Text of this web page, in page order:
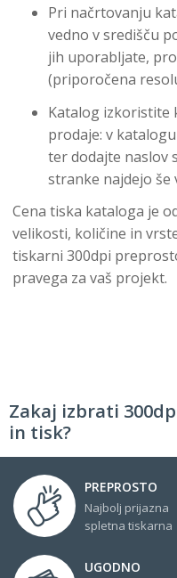
Pri načrtovanju
vedno v središču
jih uporabljate,
(priporočena
Katalog izkoristite
prodaje: v
ter dodajte naslov
stranke najdejo še
Cena tiska kataloga je
velikosti, količine in
tiskarni 300dpi
pravega za vaš projekt.
Zakaj izbrati
in tisk?
PREPROSTO
Najbolj prijazna
spletna tiskarna
UGODNO